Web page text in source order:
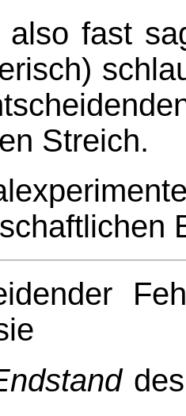
also fast
Streich.
des